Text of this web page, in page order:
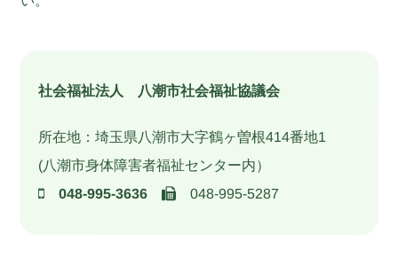
社会福祉法人 八潮市社会福祉協議会
所在地：埼玉県八潮市大字鶴ヶ曽根414番地1
(八潮市身体障害者福祉センター内）
048-995-3636 048-995-5287